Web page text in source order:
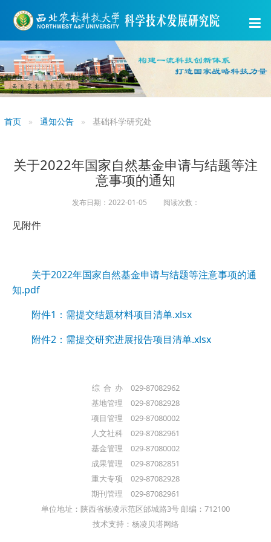
首页 通知公告 基础科学研究处
关于2022年国家自然基金申请与结题等注
意事项的通知
发布日期：2022-01-05 阅读次数：
见附件
关于2022年国家自然基金申请与结题等注意事项的通
知.pdf
附件1：需提交结题材料项目清单.xlsx
附件2：需提交研究进展报告项目清单.xlsx
综 合 办 029-87082962
基地管理 029-87082928
项目管理 029-87080002
人文社科 029-87082961
基金管理 029-87080002
成果管理 029-87082851
重大专项 029-87082928
期刊管理 029-87082961
单位地址：陕西省杨凌示范区邰城路3号 邮编：712100
技术支持：杨凌贝塔网络